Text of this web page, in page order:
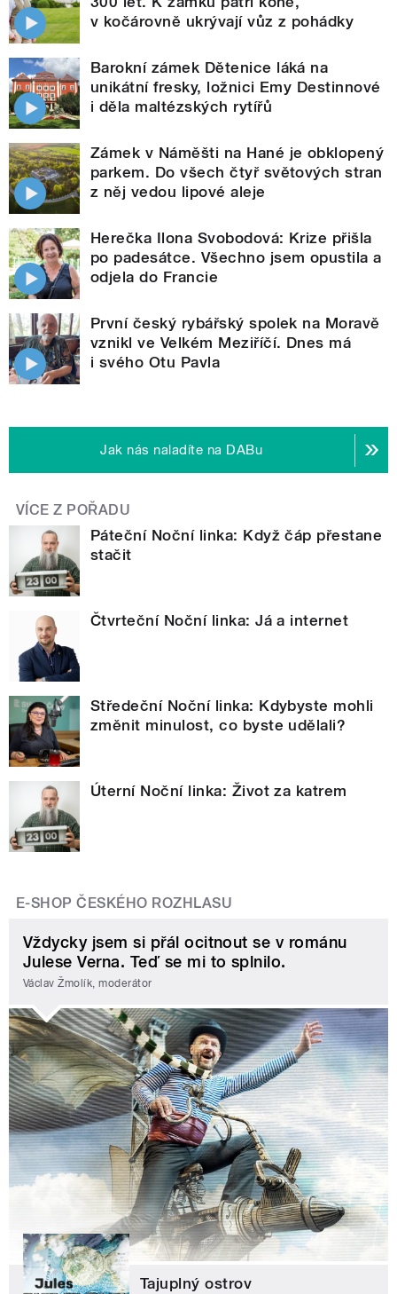
v kočárovně ukrývají vůz z pohádky
Barokní zámek Dětenice láká na
unikátní fresky, ložnici Emy Destinnové
i děla maltézských rytířů
Zámek v Náměšti na Hané je obklopený
parkem. Do všech čtyř světových stran
z něj vedou lipové aleje
Herečka Ilona Svobodová: Krize přišla
po padesátce. Všechno jsem opustila a
odjela do Francie
První český rybářský spolek na Moravě
vznikl ve Velkém Meziříčí. Dnes má
i svého Otu Pavla
Jak nás naladíte na DABu
VÍCE Z POŘADU
Páteční Noční linka: Když čáp přestane
stačit
Čtvrteční Noční linka: Já a internet
Středeční Noční linka: Kdybyste mohli
změnit minulost, co byste udělali?
Úterní Noční linka: Život za katrem
E-SHOP ČESKÉHO ROZHLASU
Vždycky jsem si přál ocitnout se v románu
Julese Verna. Teď se mi to splnilo.
Václav Žmolík, moderátor
Tajuplný ostrov